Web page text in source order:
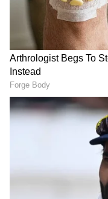
ಭವಿಷ್ಯವನ್ನೂ
ರಾಷ್ಟ್ರಗಳು, ಯಾವ
ಆಗಲಿವೆ ಎಂಬ
ರಾಜ್ಯದಲ್ಲಿ ಮತ್ತೊಬ್ಬ
ಹೃದಯಾಘಾತವಾಗಿ
ಆಗಸ್ಟ್ 8 ರ ಜಾತಕ: ಈ 4